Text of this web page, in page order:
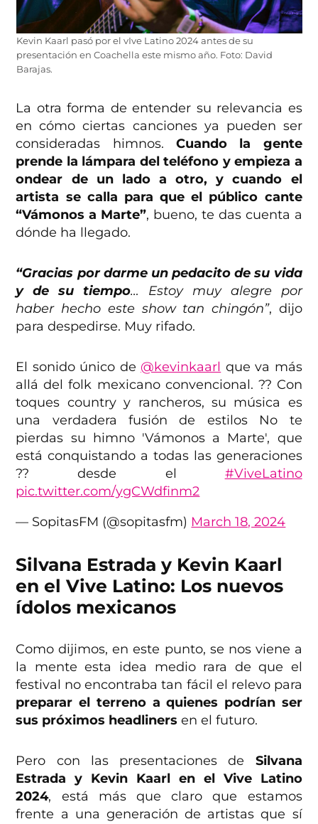
Kevin Kaarl pasó por el vIve Latino 2024 antes de su
presentación en Coachella este mismo año. Foto: David
Barajas.
La otra forma de entender su relevancia es
en cómo ciertas canciones ya pueden ser
consideradas himnos. Cuando la gente
prende la lámpara del teléfono y empieza a
ondear de un lado a otro, y cuando el
artista se calla para que el público cante
“Vámonos a Marte”, bueno, te das cuenta a
dónde ha llegado.
“Gracias por darme un pedacito de su vida
y de su tiempo… Estoy muy alegre por
haber hecho este show tan chingón”, dijo
para despedirse. Muy rifado.
El sonido único de @kevinkaarl que va más
allá del folk mexicano convencional. ?? Con
toques country y rancheros, su música es
una verdadera fusión de estilos No te
pierdas su himno 'Vámonos a Marte', que
está conquistando a todas las generaciones
?? desde el #ViveLatino
pic.twitter.com/ygCWdfinm2
— SopitasFM (@sopitasfm) March 18, 2024
Silvana Estrada y Kevin Kaarl
en el Vive Latino: Los nuevos
ídolos mexicanos
Como dijimos, en este punto, se nos viene a
la mente esta idea medio rara de que el
festival no encontraba tan fácil el relevo para
preparar el terreno a quienes podrían ser
sus próximos headliners en el futuro.
Pero con las presentaciones de Silvana
Estrada y Kevin Kaarl en el Vive Latino
2024, está más que claro que estamos
frente a una generación de artistas que sí